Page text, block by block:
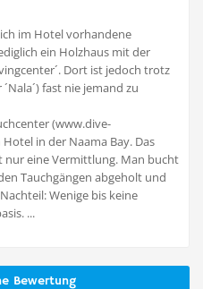
im Hotel vorhandene
ein Holzhaus mit der
Dort ist jedoch trotz
fast nie jemand zu
(www.dive-
in der Naama Bay. Das
nur eine Vermittlung. Man bucht
Tauchgängen abgeholt und
Wenige bis keine
...
Bewertung